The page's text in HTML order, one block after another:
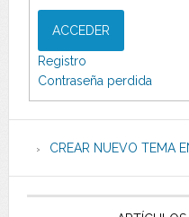
ACCEDER
Registro
Contraseña perdida
CREAR NUEVO TEMA